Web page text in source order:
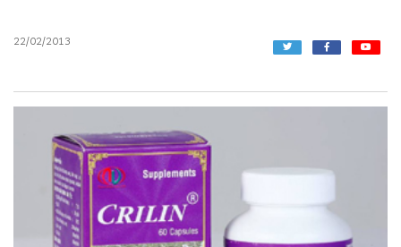
22/02/2013